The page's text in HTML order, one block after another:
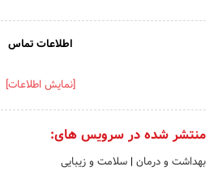
اطلاعات تماس
[نمایش اطلاعات]
منتشر شده در سرویس های:
بهداشت و درمان | سلامت و زیبایی